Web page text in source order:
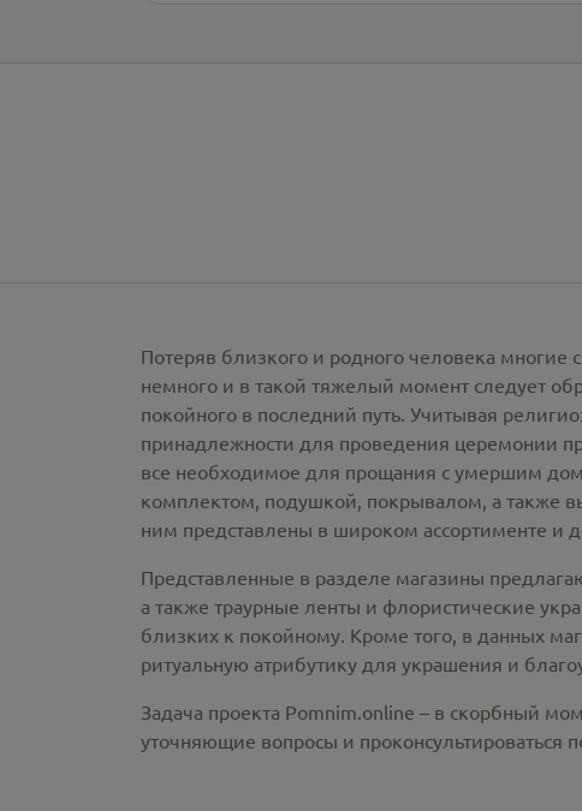
Потеряв близкого и родного человека
немного и в такой тяжелый момент следует
покойного в последний путь. Учитывая
принадлежности для проведения церемонии
все необходимое для прощания с умершим
комплектом, подушкой, покрывалом, а также
ним представлены в широком ассортименте и
Представленные в разделе магазины
а также траурные ленты и флористические
близких к покойному. Кроме того, в данных
ритуальную атрибутику для украшения и
Задача проекта Pomnim.online – в скорбный
уточняющие вопросы и